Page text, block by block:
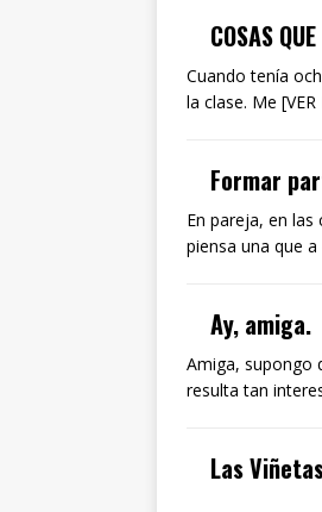
COSAS
Cuando tenía
la clase. Me [VER
Formar
En pareja, en
piensa una que
Ay, amiga.
Amiga, supongo
resulta tan
Las